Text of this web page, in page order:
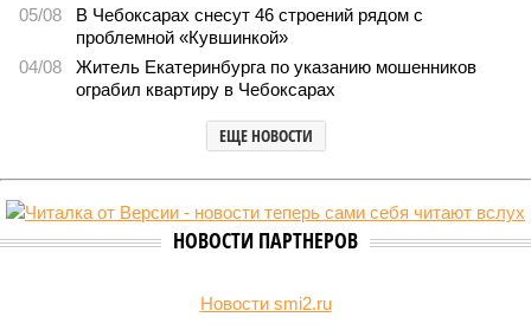
детских лагерей (фото: pixnio.com)
Руководитель Управления Роспотребнадзора по Чувашской
Республике Татьяна Гермонова принимала участие в заседании
Межведомственной комиссии, занимающейся вопросами
организации детского отдыха и оздоровления в регионе. В
летней оздоровительной кампании 2026 года и промежуточные